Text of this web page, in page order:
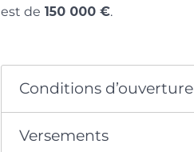
est de 150 000 €.
Conditions d’ouverture
Versements